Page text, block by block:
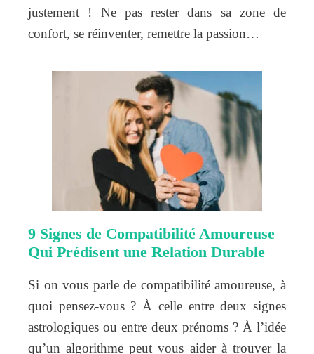
justement ! Ne pas rester dans sa zone de
confort, se réinventer, remettre la passion…
9 Signes de Compatibilité Amoureuse
Qui Prédisent une Relation Durable
Si on vous parle de compatibilité amoureuse, à
quoi pensez-vous ? À celle entre deux signes
astrologiques ou entre deux prénoms ? À l’idée
qu’un algorithme peut vous aider à trouver la